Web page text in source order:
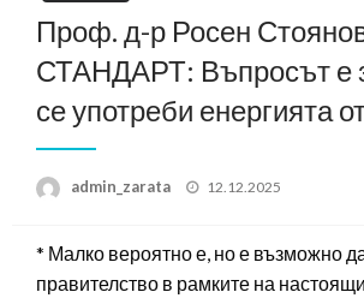
Проф. д-р Росен
СТАНДАРТ: Въпросът е
се употреби енергията
admin_zarata
Posted
12.12.2025
* Малко вероятно е, но е възможно
правителство в рамките на